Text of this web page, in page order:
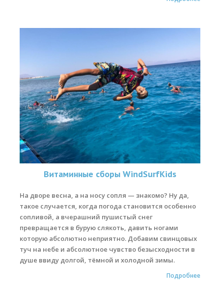
Витаминные сборы WindSurfKids
На дворе весна, а на носу сопля — знакомо? Ну да,
такое случается, когда погода становится особенно
сопливой, а вчерашний пушистый снег
превращается в бурую слякоть, давить ногами
которую абсолютно неприятно. Добавим свинцовых
туч на небе и абсолютное чувство безысходности в
душе ввиду долгой, тёмной и холодной зимы.
Подробнее